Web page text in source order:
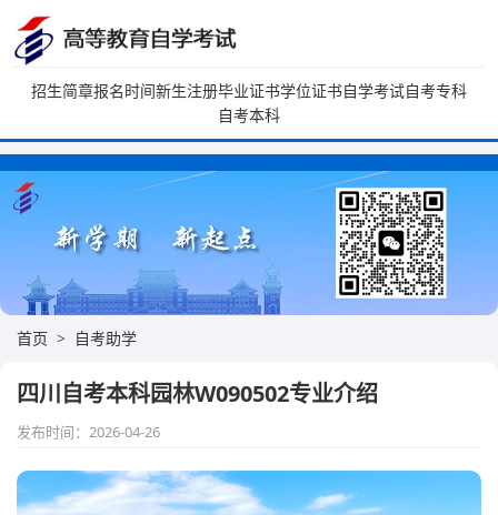
招生简章报名时间新生注册毕业证书学位证书自学考试自考专科
自考本科
首页 自考助学
四川自考本科园林W090502专业介绍
发布时间：2026-04-26